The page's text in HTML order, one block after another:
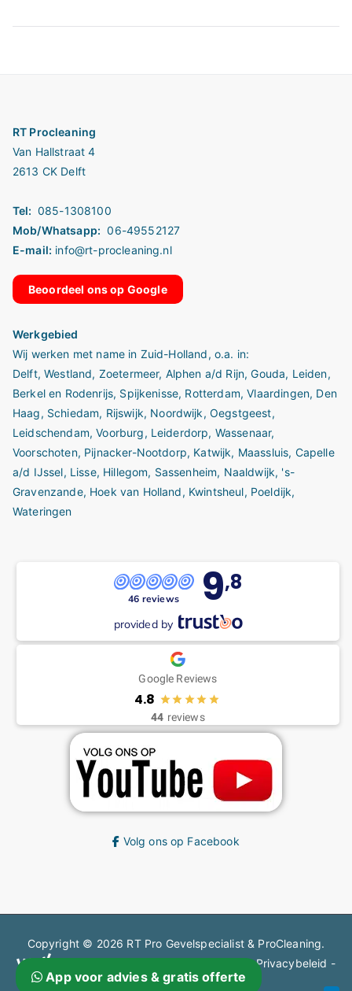
RT Procleaning
Van Hallstraat 4
2613 CK Delft
Tel: 085-1308100
Mob/Whatsapp: 06-49552127
E-mail: info@rt-procleaning.nl
Beoordeel ons op Google
Werkgebied
Wij werken met name in Zuid-Holland, o.a. in:
Delft,Westland, Zoetermeer, Alphen a/d Rijn,Gouda, Leiden,
Berkel en Rodenrijs, Spijkenisse, Rotterdam,Vlaardingen, Den
Haag, Schiedam, Rijswijk, Noordwijk, Oegstgeest,
Leidschendam,Voorburg, Leiderdorp, Wassenaar,
Voorschoten, Pijnacker-Nootdorp, Katwijk, Maassluis, Capelle
a/d IJssel, Lisse, Hillegom, Sassenheim, Naaldwijk, 's-
Gravenzande, Hoek van Holland, Kwintsheul, Poeldijk,
Wateringen
46 reviews 9,8
provided by
Google Reviews
4.8
44 reviews
Volg ons op Facebook
Copyright © 2026 RT Pro Gevelspecialist & ProCleaning.
en steigerbouw gecertificeerd bedrijf.Privacybeleid -
Informatie-Blog
App voor advies & gratis offerte